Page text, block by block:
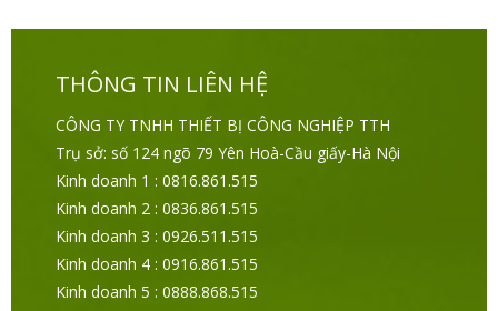
THÔNG TIN LIÊN HỆ
CÔNG TY TNHH THIẾT BỊ CÔNG NGHIỆP TTH
Trụ sở: số 124 ngõ 79 Yên Hoà-Cầu giấy-Hà Nội
Kinh doanh 1 : 0816.861.515
Kinh doanh 2 : 0836.861.515
Kinh doanh 3 : 0926.511.515
Kinh doanh 4 : 0916.861.515
Kinh doanh 5 : 0888.868.515